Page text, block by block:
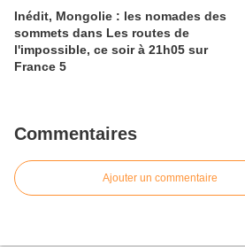
Inédit, Mongolie : les nomades des
sommets dans Les routes de
l'impossible, ce soir à 21h05 sur
France 5
Commentaires
Ajouter un commentaire